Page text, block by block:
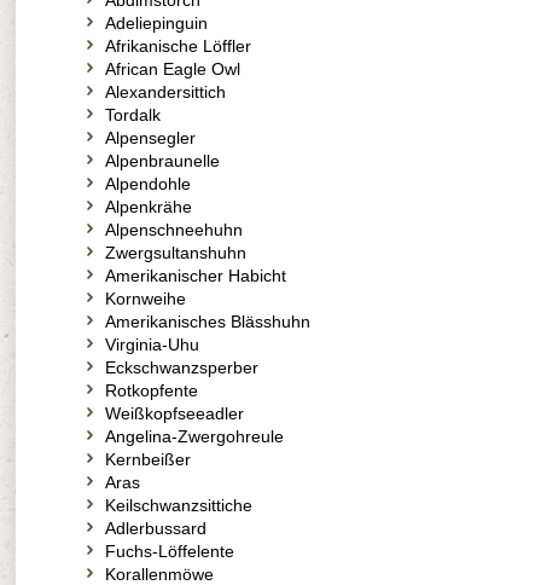
Adeliepinguin
Afrikanische Löffler
African Eagle Owl
Alexandersittich
Tordalk
Alpensegler
Alpenbraunelle
Alpendohle
Alpenkrähe
Alpenschneehuhn
Zwergsultanshuhn
Amerikanischer Habicht
Kornweihe
Amerikanisches Blässhuhn
Virginia-Uhu
Eckschwanzsperber
Rotkopfente
Weißkopfseeadler
Angelina-Zwergohreule
Kernbeißer
Aras
Keilschwanzsittiche
Adlerbussard
Fuchs-Löffelente
Korallenmöwe